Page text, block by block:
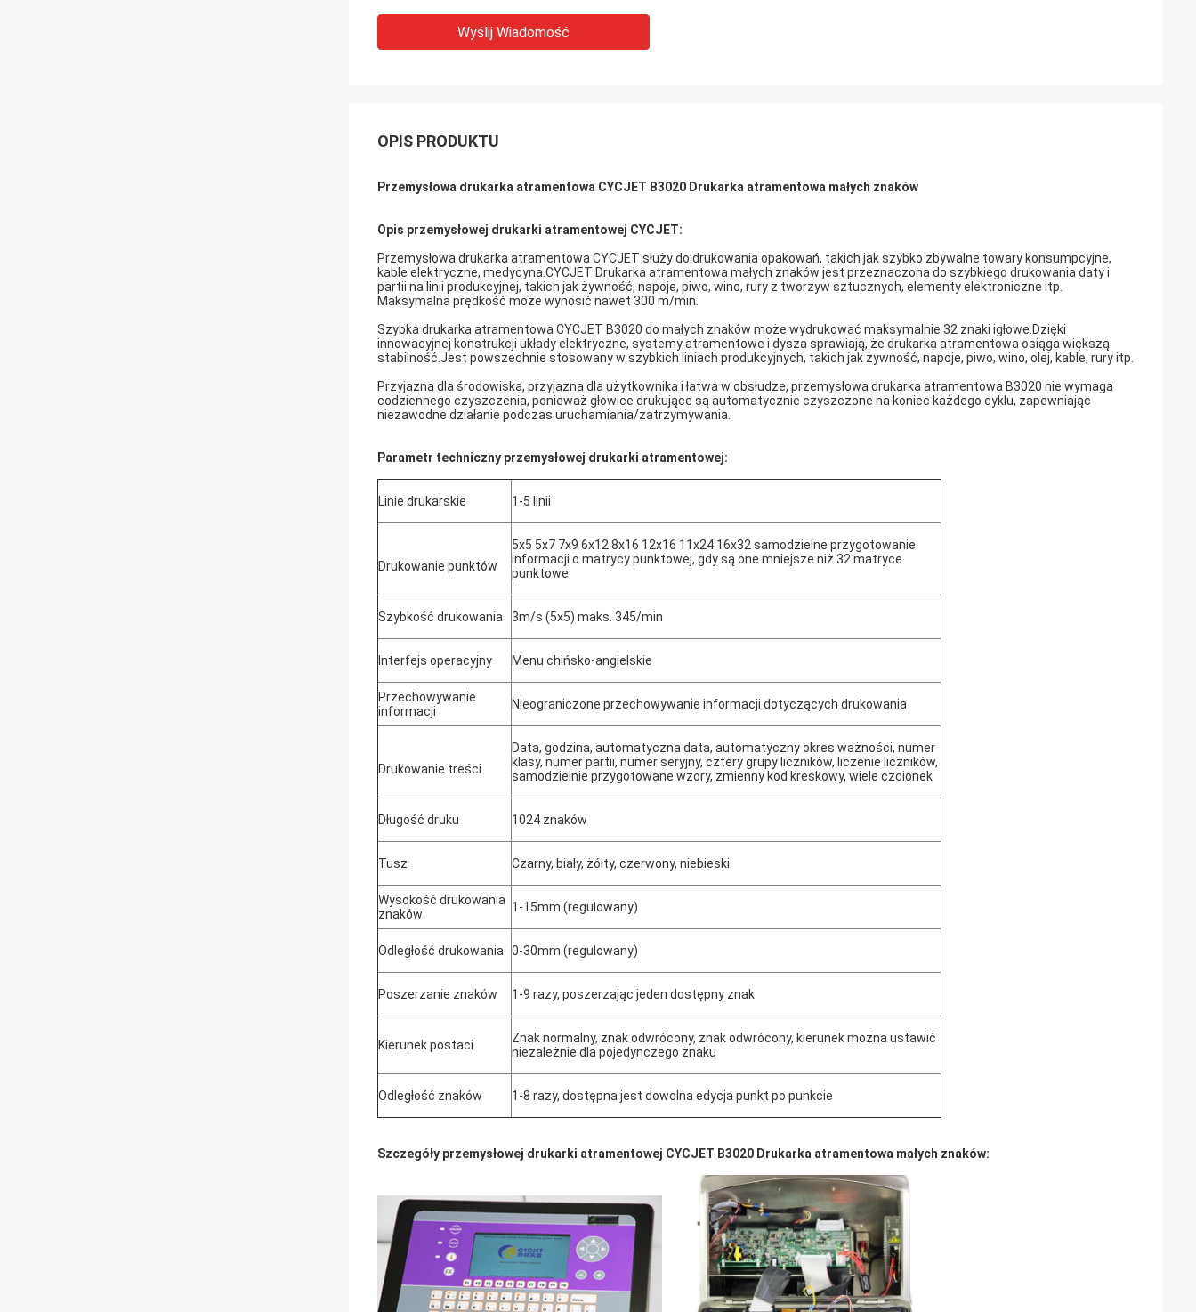
Wyślij Wiadomość
OPIS PRODUKTU
Przemysłowa drukarka atramentowa CYCJET B3020 Drukarka atramentowa małych znaków
Opis przemysłowej drukarki atramentowej CYCJET:
Przemysłowa drukarka atramentowa CYCJET służy do drukowania opakowań, takich jak szybko zbywalne towary konsumpcyjne,
kable elektryczne, medycyna.CYCJET Drukarka atramentowa małych znaków jest przeznaczona do szybkiego drukowania daty i
partii na linii produkcyjnej, takich jak żywność, napoje, piwo, wino, rury z tworzyw sztucznych, elementy elektroniczne itp.
Maksymalna prędkość może wynosić nawet 300 m/min.
Szybka drukarka atramentowa CYCJET B3020 do małych znaków może wydrukować maksymalnie 32 znaki igłowe.Dzięki
innowacyjnej konstrukcji układy elektryczne, systemy atramentowe i dysza sprawiają, że drukarka atramentowa osiąga większą
stabilność.Jest powszechnie stosowany w szybkich liniach produkcyjnych, takich jak żywność, napoje, piwo, wino, olej, kable, rury itp.
Przyjazna dla środowiska, przyjazna dla użytkownika i łatwa w obsłudze, przemysłowa drukarka atramentowa B3020 nie wymaga
codziennego czyszczenia, ponieważ głowice drukujące są automatycznie czyszczone na koniec każdego cyklu, zapewniając
niezawodne działanie podczas uruchamiania/zatrzymywania.
Parametr techniczny przemysłowej drukarki atramentowej:
Linie drukarskie 1-5 linii
Drukowanie punktów
5x5 5x7 7x9 6x12 8x16 12x16 11x24 16x32 samodzielne przygotowanie
informacji o matrycy punktowej, gdy są one mniejsze niż 32 matryce
punktowe
Szybkość drukowania 3m/s (5x5) maks. 345/min
Interfejs operacyjny Menu chińsko-angielskie
Przechowywanie
informacji
Nieograniczone przechowywanie informacji dotyczących drukowania
Drukowanie treści
Data, godzina, automatyczna data, automatyczny okres ważności, numer
klasy, numer partii, numer seryjny, cztery grupy liczników, liczenie liczników,
samodzielnie przygotowane wzory, zmienny kod kreskowy, wiele czcionek
Długość druku 1024 znaków
Tusz Czarny, biały, żółty, czerwony, niebieski
Wysokość drukowania
znaków
1-15mm (regulowany)
Odległość drukowania 0-30mm (regulowany)
Poszerzanie znaków 1-9 razy, poszerzając jeden dostępny znak
Kierunek postaci
Znak normalny, znak odwrócony, znak odwrócony, kierunek można ustawić
niezależnie dla pojedynczego znaku
Odległość znaków 1-8 razy, dostępna jest dowolna edycja punkt po punkcie
Szczegóły przemysłowej drukarki atramentowej CYCJET B3020 Drukarka atramentowa małych znaków: